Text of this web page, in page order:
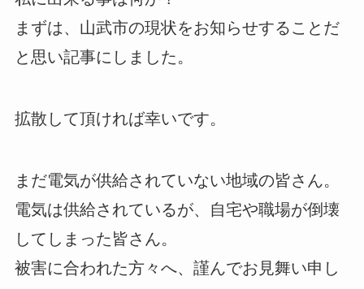
まずは、山武市の現状をお知らせすることだ
と思い記事にしました。
拡散して頂ければ幸いです。
まだ電気が供給されていない地域の皆さん。
電気は供給されているが、自宅や職場が倒壊
してしまった皆さん。
被害に合われた方々へ、謹んでお見舞い申し